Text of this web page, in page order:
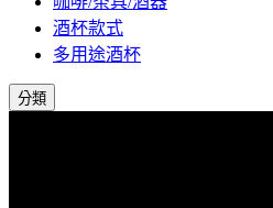
酒杯款式
多用途酒杯
分類